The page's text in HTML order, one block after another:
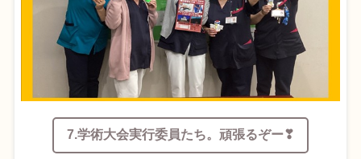
7.学術大会実行委員たち。頑張るぞー❣